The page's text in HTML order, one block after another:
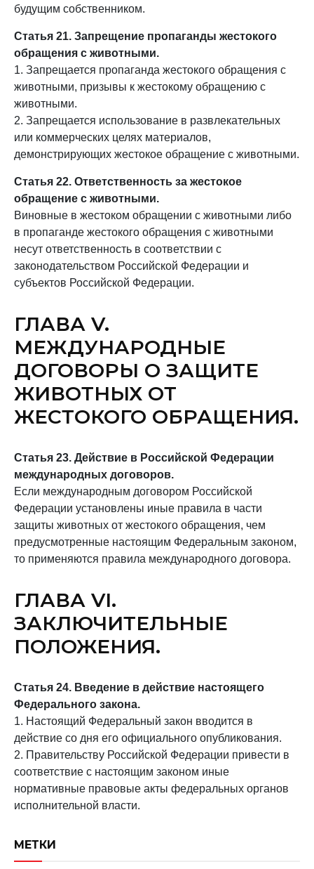
будущим собственником.
Статья 21. Запрещение пропаганды жестокого
обращения с животными.
1. Запрещается пропаганда жестокого обращения с
животными, призывы к жестокому обращению с
животными.
2. Запрещается использование в развлекательных
или коммерческих целях материалов,
демонстрирующих жестокое обращение с животными.
Статья 22. Ответственность за жестокое
обращение с животными.
Виновные в жестоком обращении с животными либо
в пропаганде жестокого обращения с животными
несут ответственность в соответствии с
законодательством Российской Федерации и
субъектов Российской Федерации.
ГЛАВА V.
МЕЖДУНАРОДНЫЕ
ДОГОВОРЫ О ЗАЩИТЕ
ЖИВОТНЫХ ОТ
ЖЕСТОКОГО ОБРАЩЕНИЯ.
Статья 23. Действие в Российской Федерации
международных договоров.
Если международным договором Российской
Федерации установлены иные правила в части
защиты животных от жестокого обращения, чем
предусмотренные настоящим Федеральным законом,
то применяются правила международного договора.
ГЛАВА VI.
ЗАКЛЮЧИТЕЛЬНЫЕ
ПОЛОЖЕНИЯ.
Статья 24. Введение в действие настоящего
Федерального закона.
1. Настоящий Федеральный закон вводится в
действие со дня его официального опубликования.
2. Правительству Российской Федерации привести в
соответствие с настоящим законом иные
нормативные правовые акты федеральных органов
исполнительной власти.
МЕТКИ